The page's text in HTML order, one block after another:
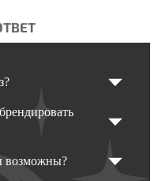
возможны?